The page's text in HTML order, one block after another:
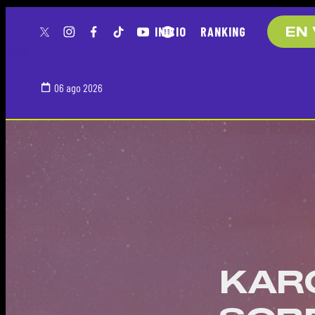
twitterinstagramfacebooktiktokyoutubespotify
INICIO RANKING EN
06 ago 2026